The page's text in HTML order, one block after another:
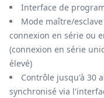
Interface de
Mode maître/
connexion en série ou
(connexion en série
élevé)
Contrôle jusqu'à 30
synchronisé via